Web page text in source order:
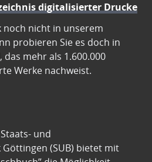
digitalisierter Drucke
noch nicht in unserem
probieren Sie es doch in
mehr als 1.600.000
Werke nachweist.
und
(SUB) bietet mit